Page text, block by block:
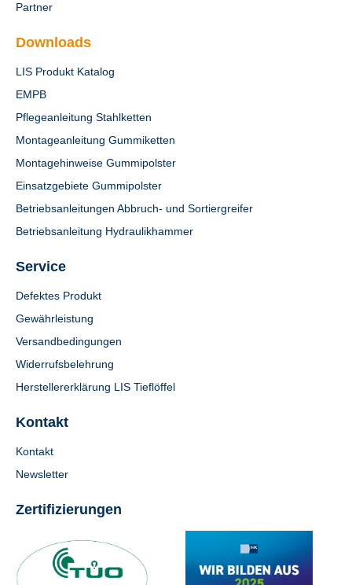
Partner
Downloads
LIS Produkt Katalog
EMPB
Pflegeanleitung Stahlketten
Montageanleitung Gummiketten
Montagehinweise Gummipolster
Einsatzgebiete Gummipolster
Betriebsanleitungen Abbruch- und Sortiergreifer
Betriebsanleitung Hydraulikhammer
Service
Defektes Produkt
Gewährleistung
Versandbedingungen
Widerrufsbelehrung
Herstellererklärung LIS Tieflöffel
Kontakt
Kontakt
Newsletter
Zertifizierungen